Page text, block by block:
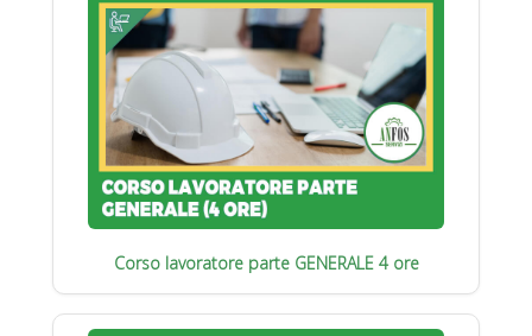
Corso lavoratore parte GENERALE 4 ore